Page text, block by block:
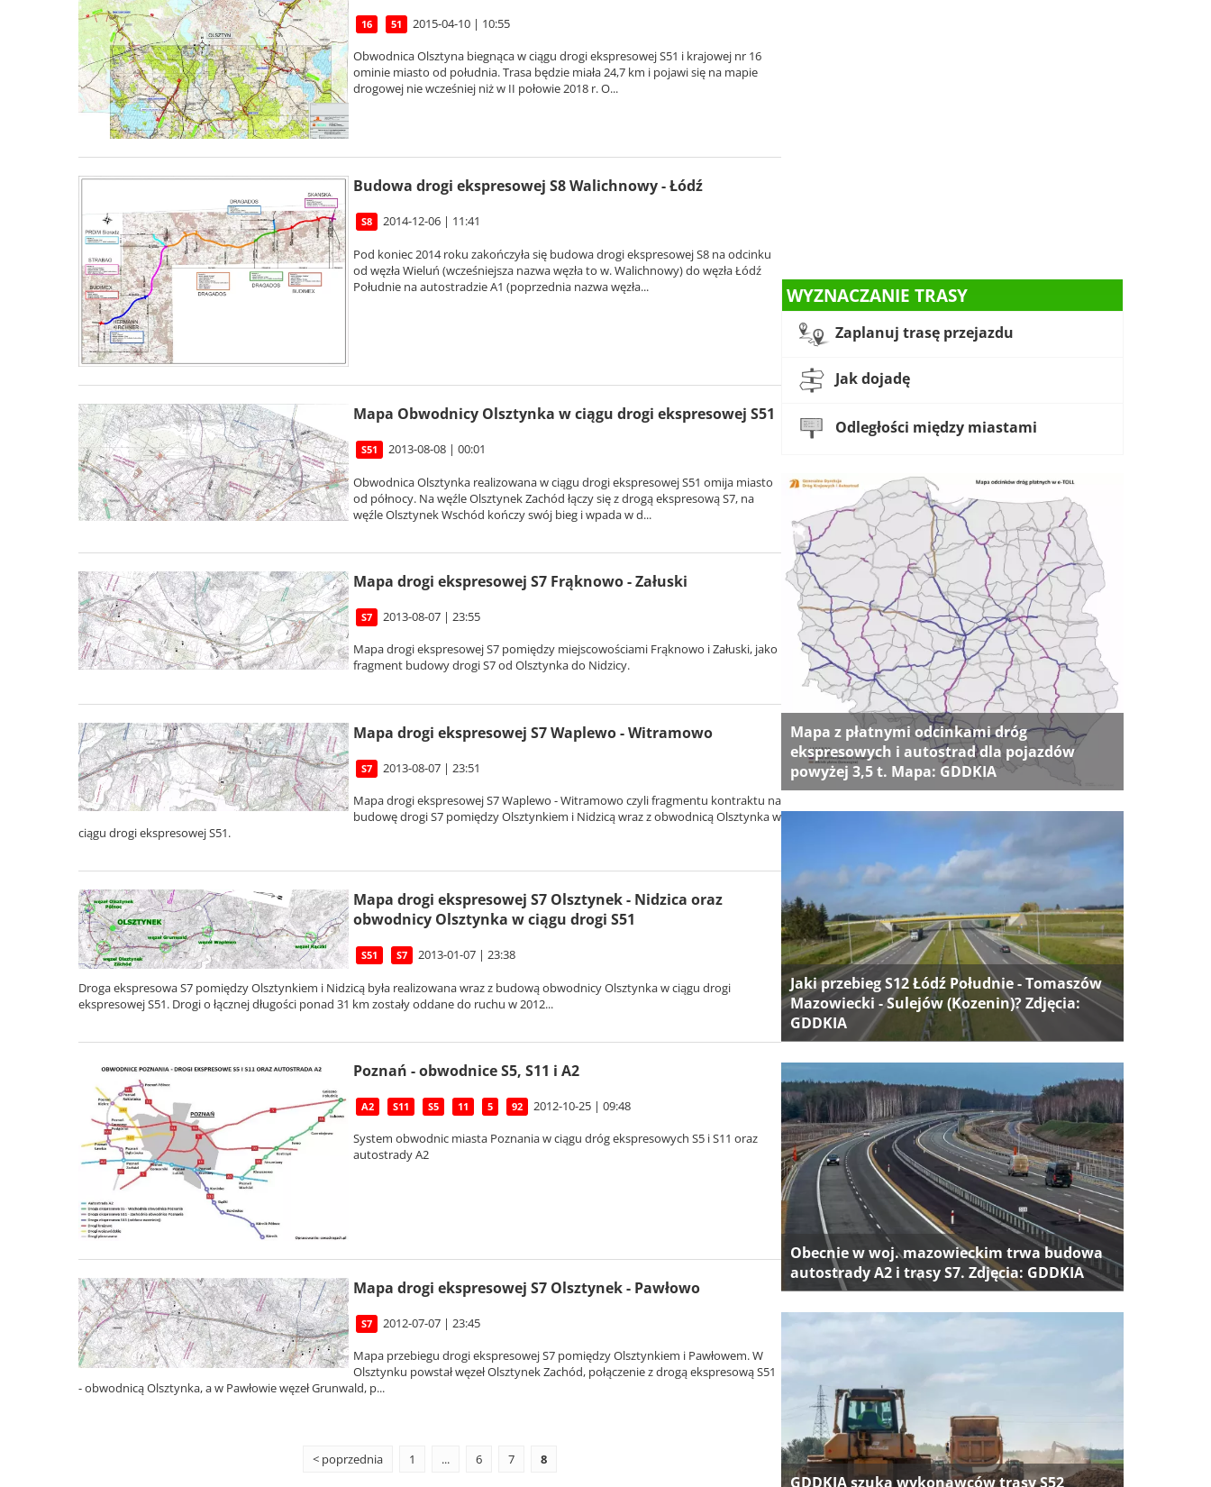
16 51 2015-04-10 | 10:55
Obwodnica Olsztyna biegnąca w ciągu drogi ekspresowej S51 i krajowej nr 16
ominie miasto od południa. Trasa będzie miała 24,7 km i pojawi się na mapie
drogowej nie wcześniej niż w II połowie 2018 r. O...
Budowa drogi ekspresowej S8 Walichnowy - Łódź
S8 2014-12-06 | 11:41
Pod koniec 2014 roku zakończyła się budowa drogi ekspresowej S8 na odcinku
od węzła Wieluń (wcześniejsza nazwa węzła to w. Walichnowy) do węzła Łódź
Południe na autostradzie A1 (poprzednia nazwa węzła...
Mapa Obwodnicy Olsztynka w ciągu drogi ekspresowej S51
S51 2013-08-08 | 00:01
Obwodnica Olsztynka realizowana w ciągu drogi ekspresowej S51 omija miasto
od północy. Na węźle Olsztynek Zachód łączy się z drogą ekspresową S7, na
węźle Olsztynek Wschód kończy swój bieg i wpada w d...
Mapa drogi ekspresowej S7 Frąknowo - Załuski
S7 2013-08-07 | 23:55
Mapa drogi ekspresowej S7 pomiędzy miejscowościami Frąknowo i Załuski, jako
fragment budowy drogi S7 od Olsztynka do Nidzicy.
Mapa drogi ekspresowej S7 Waplewo - Witramowo
S7 2013-08-07 | 23:51
Mapa drogi ekspresowej S7 Waplewo - Witramowo czyli fragmentu kontraktu na
budowę drogi S7 pomiędzy Olsztynkiem i Nidzicą wraz z obwodnicą Olsztynka w
ciągu drogi ekspresowej S51.
Mapa drogi ekspresowej S7 Olsztynek - Nidzica oraz
obwodnicy Olsztynka w ciągu drogi S51
S51 S7 2013-01-07 | 23:38
Droga ekspresowa S7 pomiędzy Olsztynkiem i Nidzicą była realizowana wraz z budową obwodnicy Olsztynka w ciągu drogi
ekspresowej S51. Drogi o łącznej długości ponad 31 km zostały oddane do ruchu w 2012...
Poznań - obwodnice S5, S11 i A2
A2 S11 S5 11 5 92 2012-10-25 | 09:48
System obwodnic miasta Poznania w ciągu dróg ekspresowych S5 i S11 oraz
autostrady A2
Mapa drogi ekspresowej S7 Olsztynek - Pawłowo
S7 2012-07-07 | 23:45
Mapa przebiegu drogi ekspresowej S7 pomiędzy Olsztynkiem i Pawłowem. W
Olsztynku powstał węzeł Olsztynek Zachód, połączenie z drogą ekspresową S51
- obwodnicą Olsztynka, a w Pawłowie węzeł Grunwald, p...
< poprzednia 1 ... 6 7 8
WYZNACZANIE TRASY
Zaplanuj trasę przejazdu
Jak dojadę
Odległości między miastami
Mapa z płatnymi odcinkami dróg
ekspresowych i autostrad dla pojazdów
powyżej 3,5 t. Mapa: GDDKIA
Jaki przebieg S12 Łódź Południe - Tomaszów
Mazowiecki - Sulejów (Kozenin)? Zdjęcia:
GDDKIA
Obecnie w woj. mazowieckim trwa budowa
autostrady A2 i trasy S7. Zdjęcia: GDDKIA
GDDKIA szuka wykonawców trasy S52